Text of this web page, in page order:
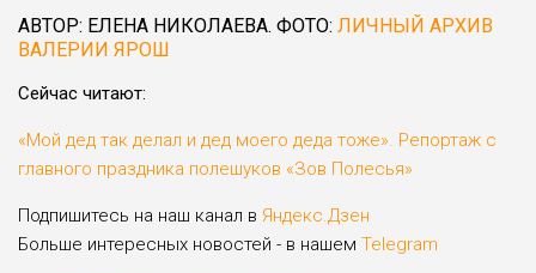
АВТОР: ЕЛЕНА НИКОЛАЕВА. ФОТО: ЛИЧНЫЙ АРХИВ
ВАЛЕРИИ ЯРОШ
Сейчас читают:
«Мой дед так делал и дед моего деда тоже». Репортаж с
главного праздника полешуков «Зов Полесья»
Подпишитесь на наш канал в Яндекс.Дзен
Больше интересных новостей - в нашем Telegram